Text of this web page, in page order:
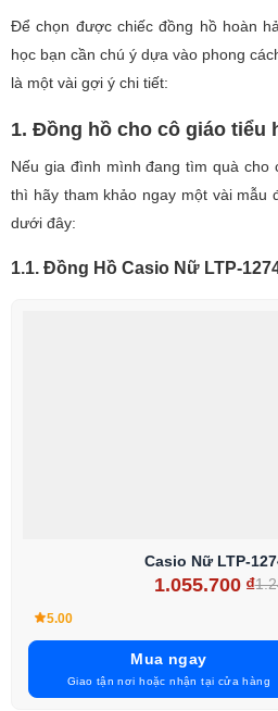
Để chọn được chiếc đồng hồ hoàn
học bạn cần chú ý dựa vào phong
là một vài gợi ý chi tiết:
1. Đồng hồ cho cô giáo tiểu
Nếu gia đình mình đang tìm quà cho
thì hãy tham khảo ngay một vài mẫu
dưới đây:
1.1. Đồng Hồ Casio Nữ LTP-
Casio Nữ LTP-
1.055.700 ₫
5.00
Mua ngay
Giao tận nơi hoặc nhận tại cửa hàng